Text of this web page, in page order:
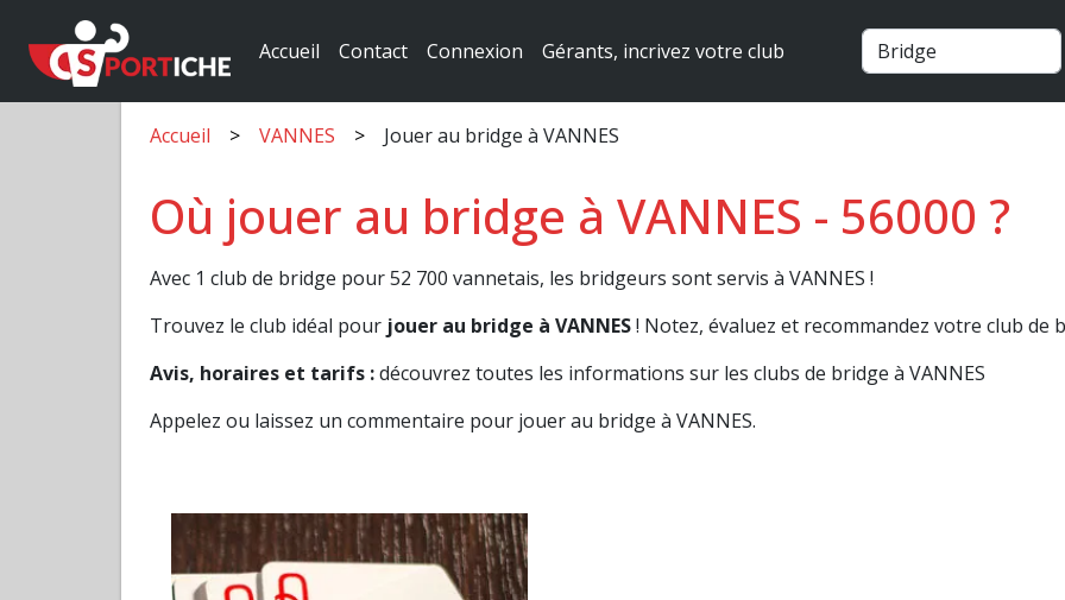
Accueil Contact Connexion Gérants, incrivez votre club
Accueil VANNES Jouer au bridge à VANNES
Où jouer au bridge à VANNES - 56000 ?
Avec 1 club de bridge pour 52 700 vannetais, les bridgeurs sont servis à VANNES !
Trouvez le club idéal pour jouer au bridge à VANNES! Notez, évaluez et recommandez votre club de
Avis, horaires et tarifs :découvrez toutes les informations sur les clubs de bridge à VANNES
Appelez ou laissez un commentaire pour jouer au bridge à VANNES.